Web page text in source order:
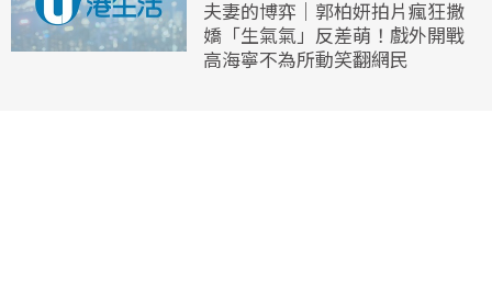
夫妻的博弈｜郭柏妍拍片瘋狂撒
嬌「生氣氣」反差萌！戲外開戰
高海寧不為所動笑翻網民